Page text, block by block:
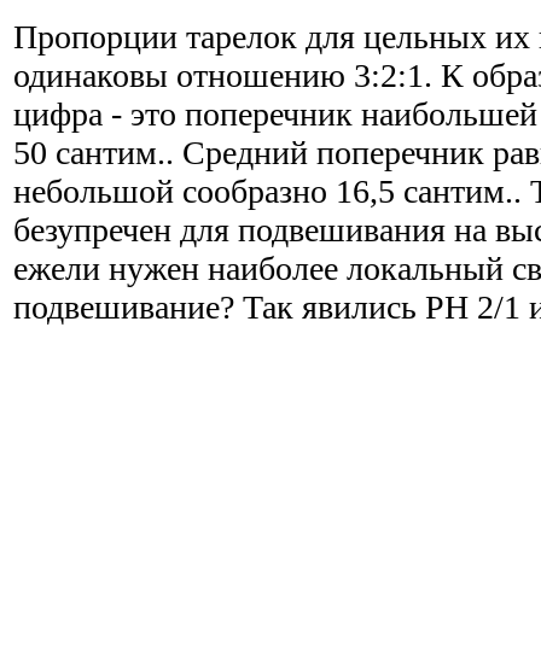
Пропорции тарелок для цельных их
одинаковы отношению 3:2:1. К
цифра - это поперечник
50 сантим.. Средний поперечник
небольшой сообразно 16,5 сантим..
безупречен для подвешивания на
ежели нужен наиболее локальный
подвешивание? Так явились PH 2/1